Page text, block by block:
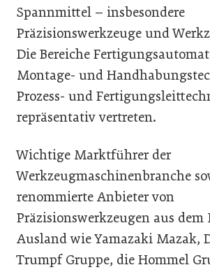
Spannmittel – insbesondere
Präzisionswerkzeuge und
Die Bereiche
Montage- und
Prozess- und
repräsentativ vertreten.
Wichtige Marktführer der
Werkzeugmaschinenbranche
renommierte Anbieter von
Präzisionswerkzeugen aus
Ausland wie Yamazaki Mazak,
Trumpf Gruppe, die Hommel